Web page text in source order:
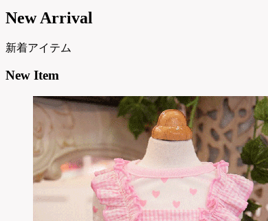
New Arrival
新着アイテム
New Item